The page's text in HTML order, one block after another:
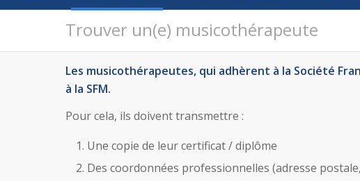
Trouver un(e) musicothérapeute
Les musicothérapeutes, qui adhèrent à la Société
à la SFM.
Pour cela, ils doivent transmettre :
Une copie de leur certificat / diplôme
Des coordonnées professionnelles (adresse